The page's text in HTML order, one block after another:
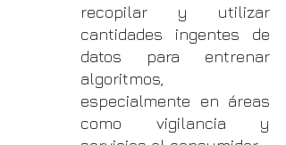
recopilar y utilizar
cantidades ingentes de
datos para entrenar
algoritmos,
especialmente en áreas
como vigilancia y